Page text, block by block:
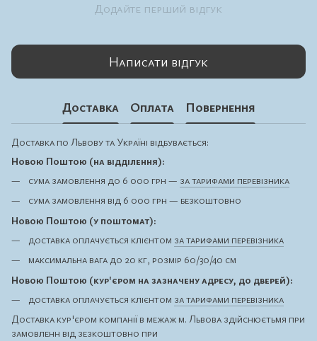
Додайте перший відгук
Написати відгук
Доставка Оплата Повернення
Доставка по Львову та Україні відбувається:
Новою Поштою (на відділення):
сума замовлення до 6 000 грн — за тарифами перевізника
сума замовлення від 6 000 грн — безкоштовно
Новою Поштою (у поштомат):
доставка оплачується клієнтом за тарифами перевізника
максимальна вага до 20 кг, розмір 60/30/40 см
Новою Поштою (кур'єром на зазначену адресу, до дверей):
доставка оплачується клієнтом за тарифами перевізника
Доставка кур'єром компанії в межаж м. Львова здійснюєтьмя при
замовленн від зезкоштовно при